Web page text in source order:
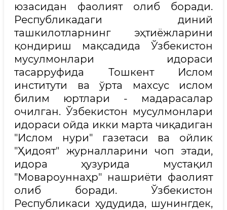
юзасидан фаолият олиб боради.
Республикадаги диний
ташкилотларнинг эҳтиёжларини
қондириш мақсадида Ўзбекистон
мусулмонлари идораси
тасарруфида Тошкент Ислом
институти ва ўрта махсус ислом
билим юртлари - мадарасалар
очилган. Ўзбекистон мусулмонлари
идораси ойда икки марта чиқадиган
"Ислом нури" газетаси ва ойлик
"Ҳидоят" журналларини чоп этади,
идора ҳузурида мустақил
"Мовароуннаҳр" нашриёти фаолият
олиб боради. Ўзбекистон
Республикаси ҳудудида, шунингдек,